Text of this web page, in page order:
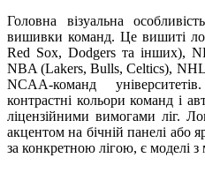
Головна візуальна
вишивки команд. Це вишиті
Red Sox, Dodgers та інших),
NBA (Lakers, Bulls, Celtics),
NCAA-команд
контрастні кольори команд і
ліцензійними вимогами ліг.
акцентом на бічній панелі або
за конкретною лігою, є моделі